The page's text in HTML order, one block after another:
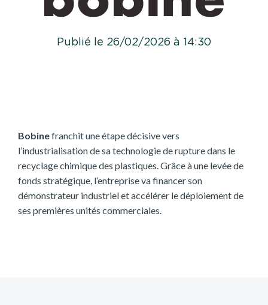
Publié le 26/02/2026 à 14:30
Bobinefranchit une étape décisive vers
l’industrialisation de sa technologie de rupture dans le
recyclage chimique des plastiques. Grâce à une levée de
fonds stratégique, l’entreprise va financer son
démonstrateur industriel et accélérer le déploiement de
ses premières unités commerciales.